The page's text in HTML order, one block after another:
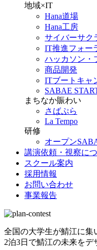
地域×IT
Hana道場
Hana工房
サイバーサク
IT推進フォー
ハッカソン・
商品開発
ITブートキャ
SABAE
まちなか賑わい
さばぷら
La Tempo
研修
オープン
講演依頼・視察に
スクール案内
採用情報
お問い合わせ
事業報告
全国の大学生が鯖江に集
2泊3日で鯖江の未来をデ